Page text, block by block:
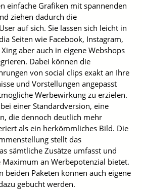
einfache Grafiken mit spannenden
ziehen dadurch die
auf sich. Sie lassen sich leicht in
Seiten wie Facebook, Instagram,
aber auch in eigene Webshops
Dabei können die
von social clips exakt an Ihre
und Vorstellungen angepasst
Werbewirkung zu erzielen.
einer Standardversion, eine
die dennoch deutlich mehr
als ein herkömmliches Bild. Die
stellt das
sämtliche Zusätze umfasst und
an Werbepotenzial bietet.
beiden Paketen können auch eigene
gebucht werden.